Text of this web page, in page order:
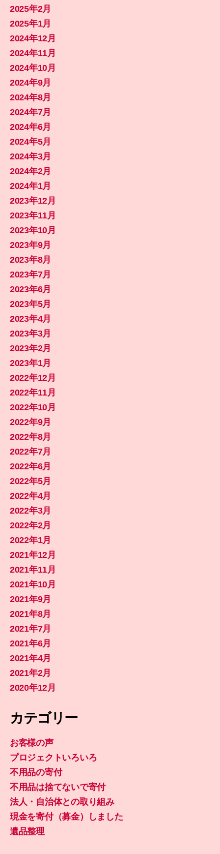
2025年2月
2025年1月
2024年12月
2024年11月
2024年10月
2024年9月
2024年8月
2024年7月
2024年6月
2024年5月
2024年3月
2024年2月
2024年1月
2023年12月
2023年11月
2023年10月
2023年9月
2023年8月
2023年7月
2023年6月
2023年5月
2023年4月
2023年3月
2023年2月
2023年1月
2022年12月
2022年11月
2022年10月
2022年9月
2022年8月
2022年7月
2022年6月
2022年5月
2022年4月
2022年3月
2022年2月
2022年1月
2021年12月
2021年11月
2021年10月
2021年9月
2021年8月
2021年7月
2021年6月
2021年4月
2021年2月
2020年12月
カテゴリー
お客様の声
プロジェクトいろいろ
不用品の寄付
不用品は捨てないで寄付
法人・自治体との取り組み
現金を寄付（募金）しました
遺品整理